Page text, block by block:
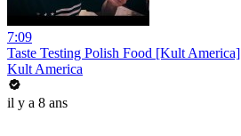
7:09
Taste Testing Polish Food [Kult America]
Kult America
il y a 8 ans